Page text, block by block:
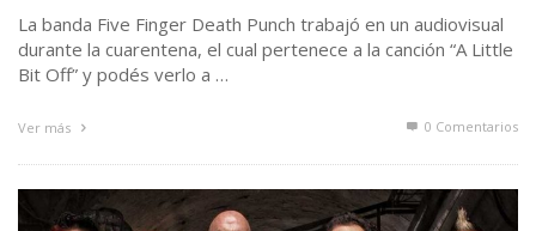
La banda Five Finger Death Punch trabajó en un audiovisual
durante la cuarentena, el cual pertenece a la canción “A Little
Bit Off” y podés verlo a …
Ver más 0 Comentarios